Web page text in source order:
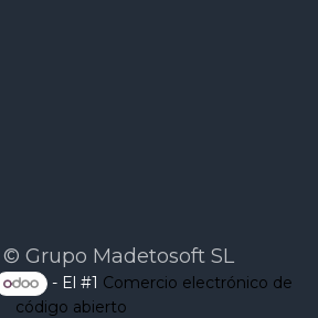
Grupo Madetosoft SL
- El #1 Comercio electrónico de
código abierto